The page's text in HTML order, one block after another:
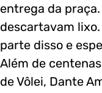
entrega da
descartavam
parte disso e
Além de
de Vôlei, Dante